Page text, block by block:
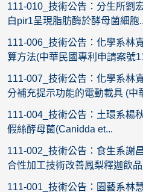
111-010_技術公告：分生所劉
白pir1呈現脂肪酶於酵母菌細胞
111-006_技術公告：化學系林
算方法(中華民國專利申請案號
111-007_技術公告：化學系林
分補充提示功能的電動載具 (中
111-004_技術公告：土環系楊
假絲酵母菌(Canidda et...
111-002_技術公告：食生系謝
合性加工技術改善鳳梨釋迦飲
111-001_技術公告：園藝系林